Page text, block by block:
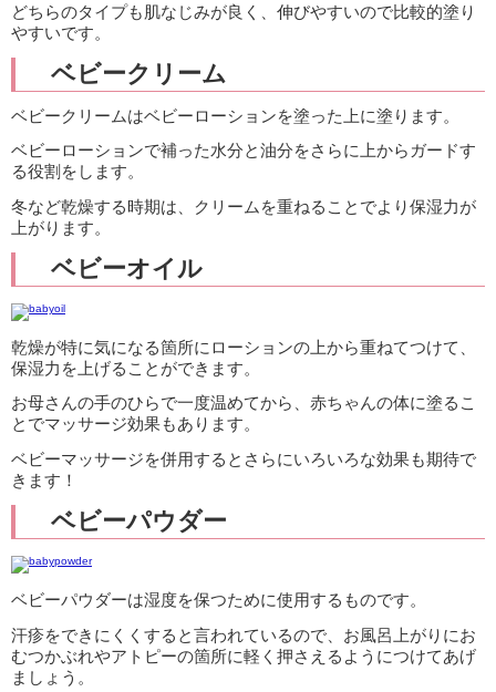
どちらのタイプも肌なじみが良く、伸びやすいので比較的塗り
やすいです。
ベビークリーム
ベビークリームはベビーローションを塗った上に塗ります。
ベビーローションで補った水分と油分をさらに上からガードす
る役割をします。
冬など乾燥する時期は、クリームを重ねることでより保湿力が
上がります。
ベビーオイル
乾燥が特に気になる箇所にローションの上から重ねてつけて、
保湿力を上げることができます。
お母さんの手のひらで一度温めてから、赤ちゃんの体に塗るこ
とでマッサージ効果もあります。
ベビーマッサージを併用するとさらにいろいろな効果も期待で
きます！
ベビーパウダー
ベビーパウダーは湿度を保つために使用するものです。
汗疹をできにくくすると言われているので、お風呂上がりにお
むつかぶれやアトピーの箇所に軽く押さえるようにつけてあげ
ましょう。